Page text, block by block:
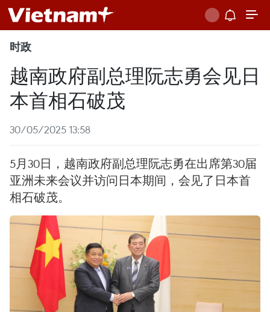
时政
越南政府副总理阮志勇会见日
本首相石破茂
30/05/2025 13:58
5月30日，越南政府副总理阮志勇在出席第30届
亚洲未来会议并访问日本期间，会见了日本首
相石破茂。